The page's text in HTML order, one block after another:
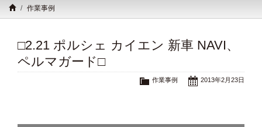
作業事例
□2.21 ポルシェ カイエン 新車 NAVI、
ペルマガード□
2013年2月23日
作業事例